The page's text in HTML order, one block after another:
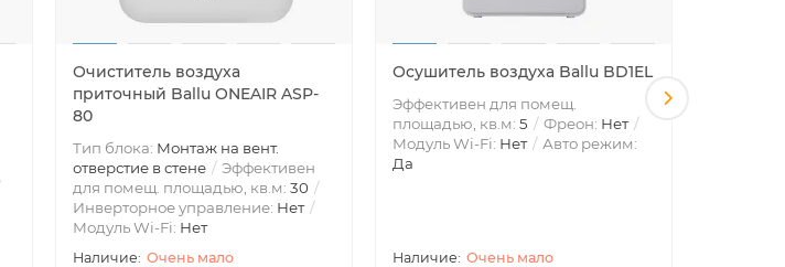
Очиститель воздуха
приточный Ballu ONEAIR ASP-
80
Тип блока: Монтаж на вент.
отверстие в стене
Эффективен
для помещ. площадью, кв.м: 30
Инверторное управление: Нет
Модуль Wi-Fi: Нет
Очень мало
Осушитель воздуха Ballu BD1EL
Эффективен для помещ.
площадью, кв.м: 5 Фреон: Нет
Модуль Wi-Fi: Нет
Авто режим:
Да
Очень мало